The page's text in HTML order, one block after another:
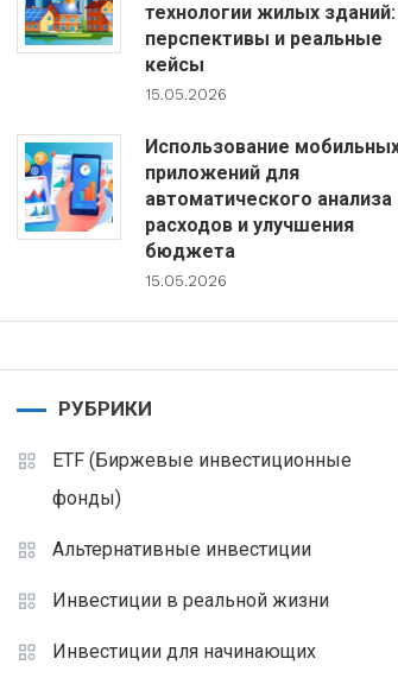
технологии жилых зданий:
перспективы и реальные
кейсы
15.05.2026
Использование
приложений для
автоматического анализа
расходов и улучшения
бюджета
15.05.2026
РУБРИКИ
ETF (Биржевые инвестиционные
фонды)
Альтернативные инвестиции
Инвестиции в реальной жизни
Инвестиции для начинающих